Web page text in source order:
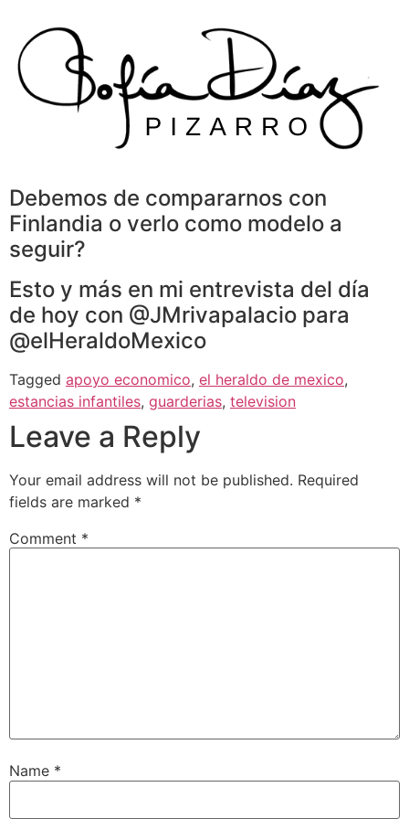
content
Debemos de compararnos con
Finlandia o verlo como modelo a
seguir?
Esto y más en mi entrevista del día
de hoy con @JMrivapalacio para
@elHeraldoMexico
Tagged apoyo economico, el heraldo de mexico,
estancias infantiles, guarderias, television
Leave a Reply
Your email address will not be published. Required
fields are marked *
Comment *
Name *